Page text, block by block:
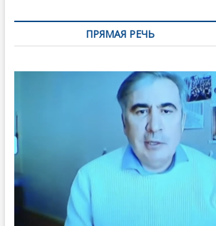
ПРЯМАЯ РЕЧЬ